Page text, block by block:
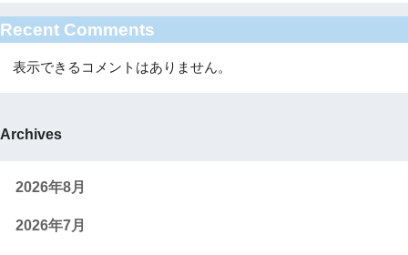
Recent Comments
表示できるコメントはありません。
Archives
2026年8月
2026年7月